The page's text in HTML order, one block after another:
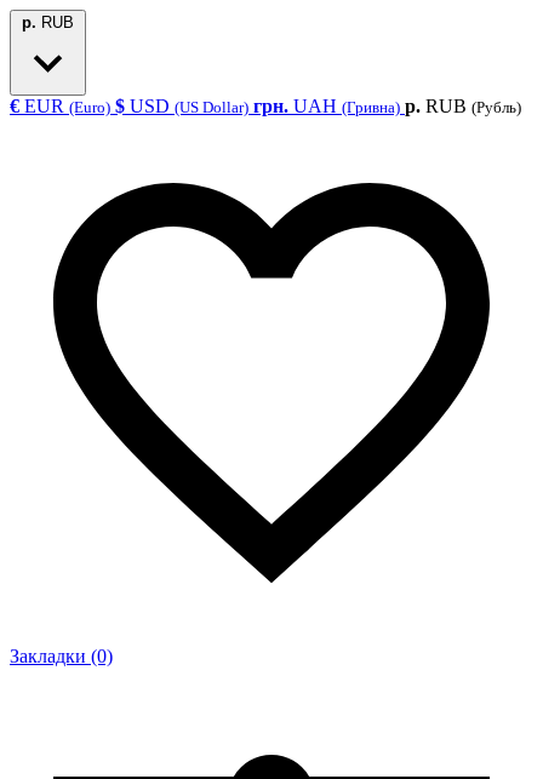
р. RUB
€ EUR (Euro) $ USD (US Dollar) грн. UAH (Гривна) р. RUB (Рубль)
Закладки (0)